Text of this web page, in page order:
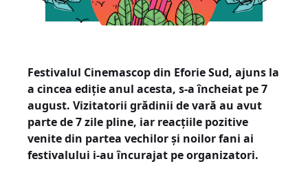
Festivalul Cinemascop din Eforie Sud, ajuns la
a cincea ediție anul acesta, s-a încheiat pe 7
august. Vizitatorii grădinii de vară au avut
parte de 7 zile pline, iar reacțiile pozitive
venite din partea vechilor și noilor fani ai
festivalului i-au încurajat pe organizatori.